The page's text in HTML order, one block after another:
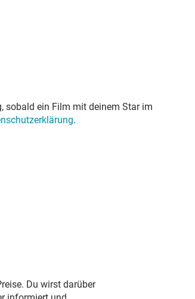
sobald ein Film mit deinem Star im
.
Du wirst darüber